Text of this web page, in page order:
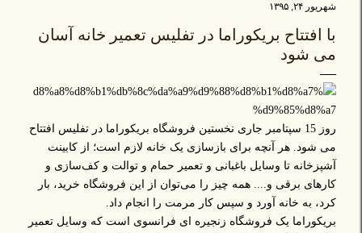
شهریور ۲۴, ۱۳۹۵
با افتتاح بریکوراما در تفلیس تعمیر خانه آسان
می شود
روز 15 سپتامبر جاری نخستین فروشگاه بریکوراما در تفلیس افتتاح
می شود. هر آنچه برای بازسازی یک خانه لازم است؛ از کابینت
آشپزخانه تا وسایل باغبانی و تعمیر حمام و توالت و کف‌سازی و
کارهای برقی و.... همه چیز را می‌توان از این فروشگاه خرید، بار
کرد، به خانه آورد و سپس کار مرمت را انجام داد.
بریکوراما یک فروشگاه زنجیره ای فرانسوی است که وسایل تعمیر